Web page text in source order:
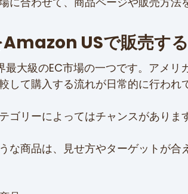
Amazon USで販売す
大級のEC市場の一つです。アメ
して購入する流れが日常的に行われ
ゴリーによってはチャンスがあります
な商品は、見せ方やターゲットが